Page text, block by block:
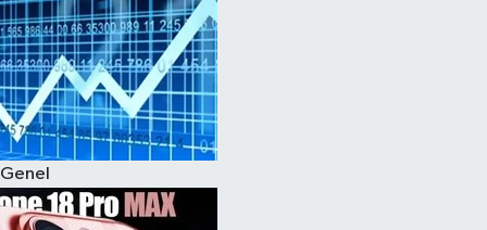
Genel
EKONOMİ
YAŞAM